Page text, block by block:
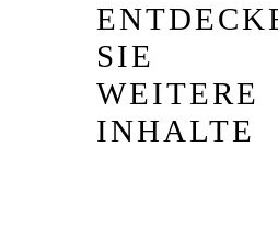
SIE
WEITERE
INHALTE